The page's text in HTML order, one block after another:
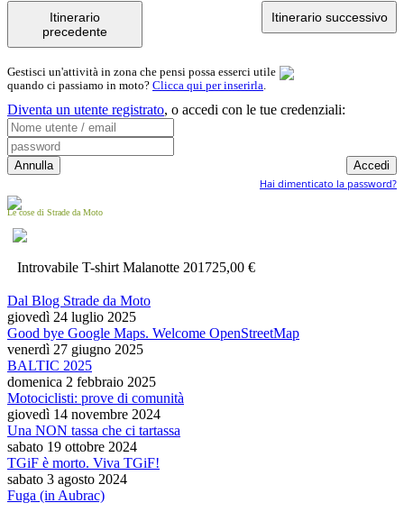
Itinerario
precedente
Itinerario successivo
Gestisci un'attività in zona che pensi possa esserci utile
quando ci passiamo in moto? Clicca qui per inserirla.
Diventa un utente registrato, o accedi con le tue credenziali:
Hai dimenticato la password?
Le cose di Strade da Moto
Introvabile T-shirt Malanotte 201725,00 €
Dal Blog Strade da Moto
giovedì 24 luglio 2025
Good bye Google Maps. Welcome OpenStreetMap
venerdì 27 giugno 2025
BALTIC 2025
domenica 2 febbraio 2025
Motociclisti: prove di comunità
giovedì 14 novembre 2024
Una NON tassa che ci tartassa
sabato 19 ottobre 2024
TGiF è morto. Viva TGiF!
sabato 3 agosto 2024
Fuga (in Aubrac)